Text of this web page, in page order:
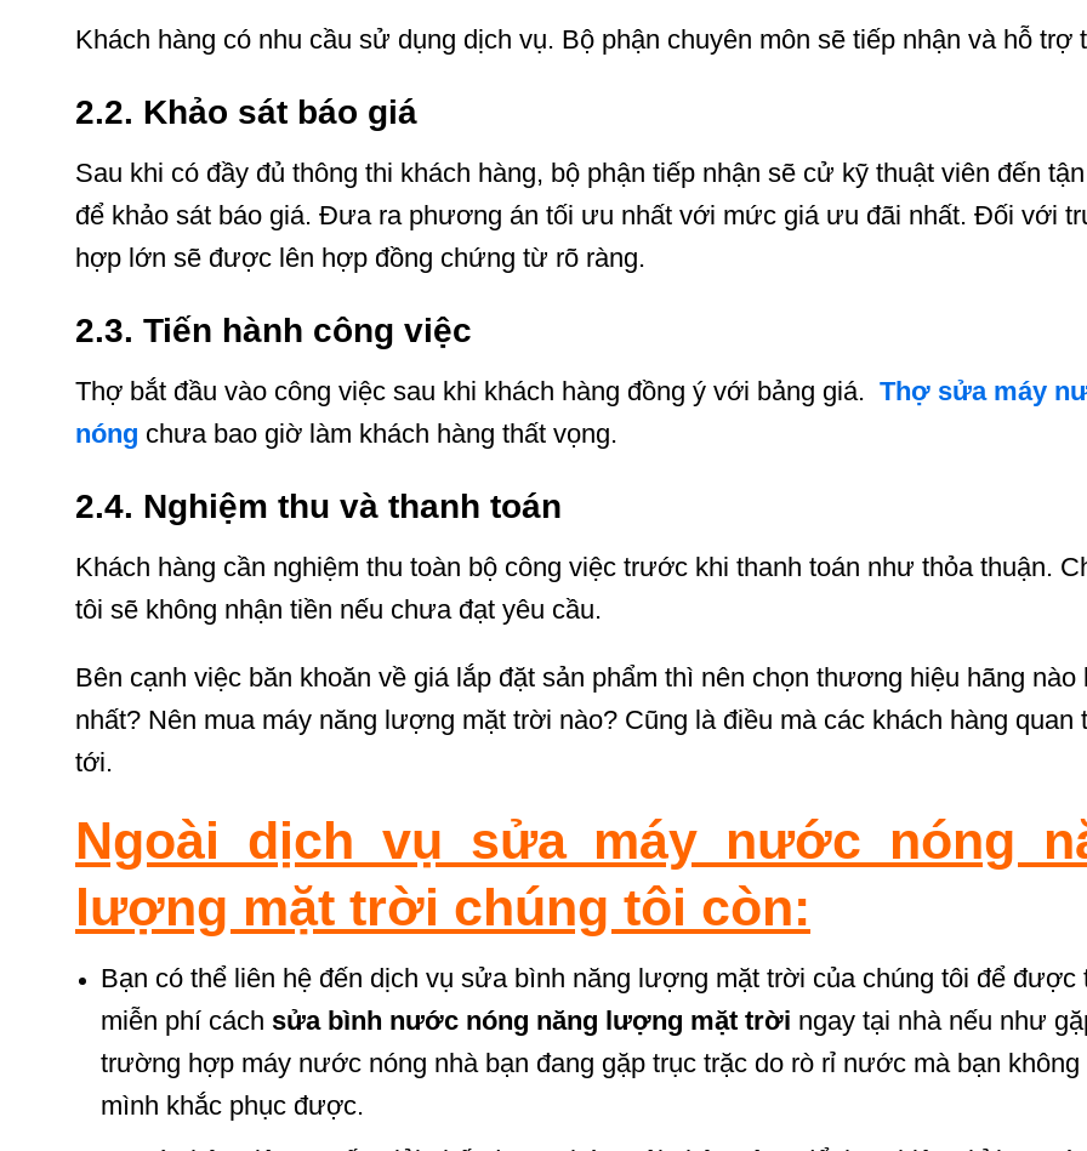
Khách hàng có nhu cầu sử dụng dịch vụ. Bộ phận chuyên môn sẽ tiếp nhận và hỗ trợ
2.2. Khảo sát báo giá
Sau khi có đầy đủ thông thi khách hàng, bộ phận tiếp nhận sẽ cử kỹ thuật viên đến
để khảo sát báo giá. Đưa ra phương án tối ưu nhất với mức giá ưu đãi nhất. Đối với
hợp lớn sẽ được lên hợp đồng chứng từ rõ ràng.
2.3. Tiến hành công việc
Thợ bắt đầu vào công việc sau khi khách hàng đồng ý với bảng giá. Thợ sửa máy
nóng chưa bao giờ làm khách hàng thất vọng.
2.4. Nghiệm thu và thanh toán
Khách hàng cần nghiệm thu toàn bộ công việc trước khi thanh toán như thỏa thuận.
tôi sẽ không nhận tiền nếu chưa đạt yêu cầu.
Bên cạnh việc băn khoăn về giá lắp đặt sản phẩm thì nên chọn thương hiệu hãng nào
nhất? Nên mua máy năng lượng mặt trời nào? Cũng là điều mà các khách hàng quan
tới.
Ngoài dịch vụ sửa máy nước nóng
lượng mặt trời chúng tôi còn:
Bạn có thể liên hệ đến dịch vụ sửa bình năng lượng mặt trời của chúng tôi để được
miễn phí cách sửa bình nước nóng năng lượng mặt trời ngay tại nhà nếu như
trường hợp máy nước nóng nhà bạn đang gặp trục trặc do rò rỉ nước mà bạn
mình khắc phục được.